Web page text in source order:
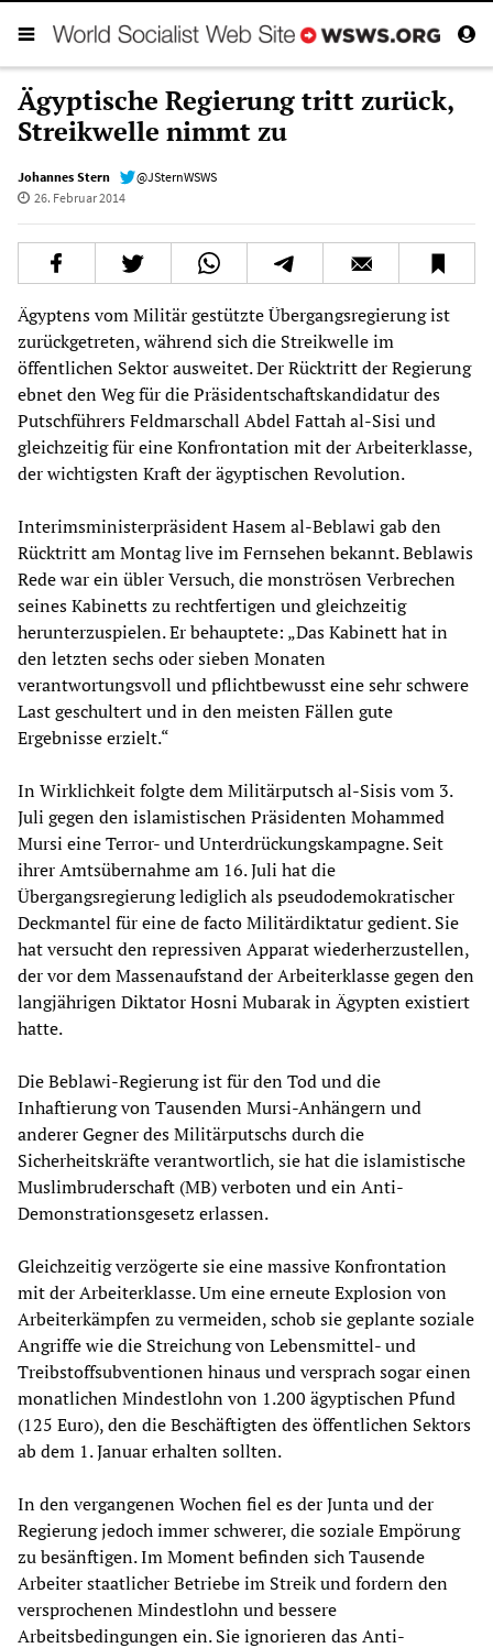
Ägyptische Regierung tritt zurück,
Streikwelle nimmt zu
Johannes Stern
@JSternWSWS
26. Februar 2014
Ägyptens vom Militär gestützte Übergangsregierung ist
zurückgetreten, während sich die Streikwelle im
öffentlichen Sektor ausweitet. Der Rücktritt der Regierung
ebnet den Weg für die Präsidentschaftskandidatur des
Putschführers Feldmarschall Abdel Fattah al-Sisi und
gleichzeitig für eine Konfrontation mit der Arbeiterklasse,
der wichtigsten Kraft der ägyptischen Revolution.
Interimsministerpräsident Hasem al-Beblawi gab den
Rücktritt am Montag live im Fernsehen bekannt. Beblawis
Rede war ein übler Versuch, die monströsen Verbrechen
seines Kabinetts zu rechtfertigen und gleichzeitig
herunterzuspielen. Er behauptete: „Das Kabinett hat in
den letzten sechs oder sieben Monaten
verantwortungsvoll und pflichtbewusst eine sehr schwere
Last geschultert und in den meisten Fällen gute
Ergebnisse erzielt.“
In Wirklichkeit folgte dem Militärputsch al-Sisis vom 3.
Juli gegen den islamistischen Präsidenten Mohammed
Mursi eine Terror- und Unterdrückungskampagne. Seit
ihrer Amtsübernahme am 16. Juli hat die
Übergangsregierung lediglich als pseudodemokratischer
Deckmantel für eine de facto Militärdiktatur gedient. Sie
hat versucht den repressiven Apparat wiederherzustellen,
der vor dem Massenaufstand der Arbeiterklasse gegen den
langjährigen Diktator Hosni Mubarak in Ägypten existiert
hatte.
Die Beblawi-Regierung ist für den Tod und die
Inhaftierung von Tausenden Mursi-Anhängern und
anderer Gegner des Militärputschs durch die
Sicherheitskräfte verantwortlich, sie hat die islamistische
Muslimbruderschaft (MB) verboten und ein Anti-
Demonstrationsgesetz erlassen.
Gleichzeitig verzögerte sie eine massive Konfrontation
mit der Arbeiterklasse. Um eine erneute Explosion von
Arbeiterkämpfen zu vermeiden, schob sie geplante soziale
Angriffe wie die Streichung von Lebensmittel- und
Treibstoffsubventionen hinaus und versprach sogar einen
monatlichen Mindestlohn von 1.200 ägyptischen Pfund
(125 Euro), den die Beschäftigten des öffentlichen Sektors
ab dem 1. Januar erhalten sollten.
In den vergangenen Wochen fiel es der Junta und der
Regierung jedoch immer schwerer, die soziale Empörung
zu besänftigen. Im Moment befinden sich Tausende
Arbeiter staatlicher Betriebe im Streik und fordern den
versprochenen Mindestlohn und bessere
Arbeitsbedingungen ein. Sie ignorieren das Anti-